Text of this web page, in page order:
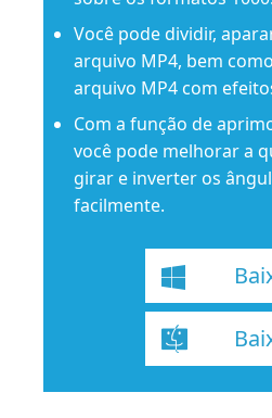
Você pode dividir,
arquivo MP4, bem
arquivo MP4 com
Com a função de
você pode melhorar a
girar e inverter os
facilmente.